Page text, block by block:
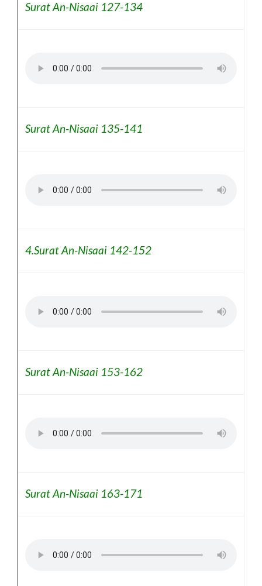
Surat An-Nisaai 127-134
Surat An-Nisaai 135-141
4.Surat An-Nisaai 142-152
Surat An-Nisaai 153-162
Surat An-Nisaai 163-171